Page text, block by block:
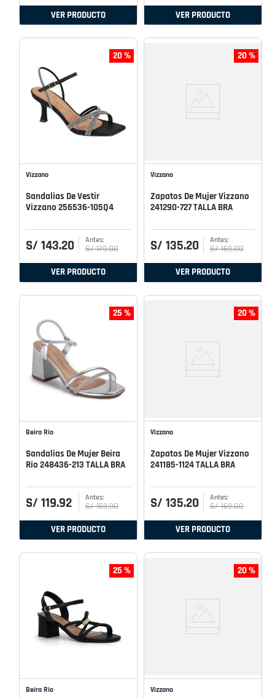
VER PRODUCTO VER PRODUCTO
20 %
Vizzano
Sandalias De Vestir
Vizzano 256536-105Q4
S/ 143.20 S/ 179.00
VER PRODUCTO
20 %
Vizzano
Zapatos De Mujer Vizzano
241290-727 TALLA BRA
S/ 135.20 S/ 169.00
VER PRODUCTO
25 %
Beira Rio
Sandalias De Mujer Beira
Rio 248436-213 TALLA BRA
S/ 119.92 S/ 159.90
VER PRODUCTO
20 %
Vizzano
Zapatos De Mujer Vizzano
241185-1124 TALLA BRA
S/ 135.20 S/ 169.00
VER PRODUCTO
25 %
Beira Rio
20 %
Vizzano